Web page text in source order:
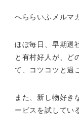
へららいふメルマ
ほぼ毎日、早期退
と有村好人が、ど
て、 コツコツと過
また、新し物好き
ービスを試してい